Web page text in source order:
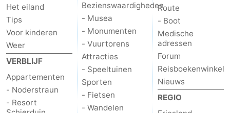
Het eiland
Tips
Voor kinderen
Weer
VERBLIJF
Appartementen
- Noderstraun
- Resort
Bezienswaardigheden
- Musea
- Monumenten
- Vuurtorens
Attracties
- Speeltuinen
Sporten
- Fietsen
- Wandelen
Route
- Boot
Medische
adressen
Forum
Reisboekenwinkel
Nieuws
REGIO